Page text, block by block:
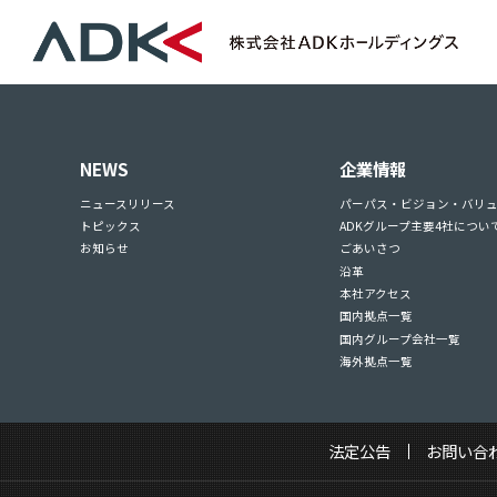
NEWS
ニュースリリース
トピックス
お知らせ
企業情報
パーパス・ビジョン・バリ
ADKグループ主要4社につい
ごあいさつ
沿革
本社アクセス
国内拠点一覧
国内グループ会社一覧
海外拠点一覧
法定公告 お問い合